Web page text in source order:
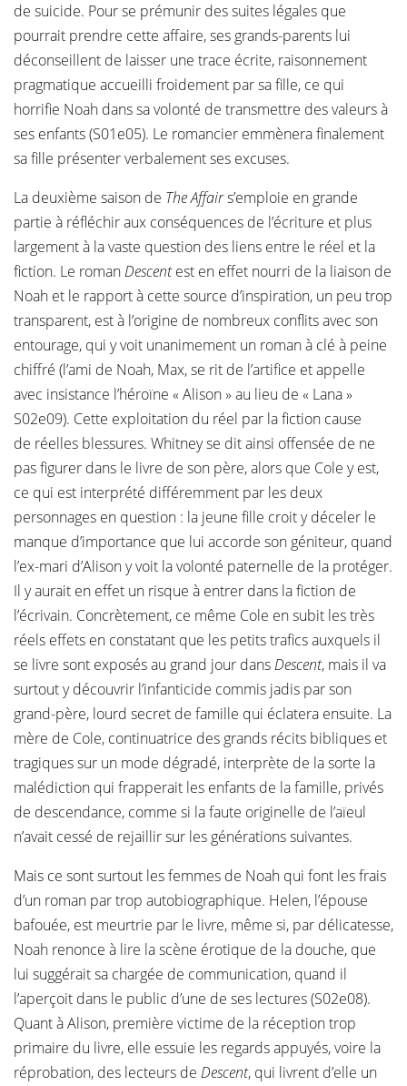
de suicide. Pour se prémunir des suites légales que
pourrait prendre cette affaire, ses grands-parents lui
déconseillent de laisser une trace écrite, raisonnement
pragmatique accueilli froidement par sa fille, ce qui
horrifie Noah dans sa volonté de transmettre des valeurs à
ses enfants (S01e05). Le romancier emmènera finalement
sa fille présenter verbalement ses excuses.
La deuxième saison de The Affairs’emploie en grande
partie à réfléchir aux conséquences de l’écriture et plus
largement à la vaste question des liens entre le réel et la
fiction. Le romanDescentest en effet nourri de la liaison de
Noah et le rapport à cette source d’inspiration, un peu trop
transparent, est à l’origine de nombreux conflits avec son
entourage, qui y voit unanimement un roman à clé à peine
chiffré (l’ami de Noah, Max, se rit de l’artifice et appelle
avec insistance l’héroïne « Alison » au lieu de « Lana »
S02e09). Cette exploitation du réel par la fiction cause
de réelles blessures. Whitney se dit ainsi offensée de ne
pas figurer dans le livre de son père, alors que Cole y est,
ce qui est interprété différemment par les deux
personnages en question : la jeune fille croit y déceler le
manque d’importance que lui accorde son géniteur, quand
l’ex-mari d’Alison y voit la volonté paternelle de la protéger.
Il y aurait en effet un risque à entrer dans la fiction de
l’écrivain. Concrètement, ce même Cole en subit les très
réels effets en constatant que les petits trafics auxquels il
se livre sont exposés au grand jour dansDescent, mais il va
surtout y découvrir l’infanticide commis jadis par son
grand-père, lourd secret de famille qui éclatera ensuite. La
mère de Cole, continuatrice des grands récits bibliques et
tragiques sur un mode dégradé, interprète de la sorte la
malédiction qui frapperait les enfants de la famille, privés
de descendance, comme si la faute originelle de l’aïeul
n’avait cessé de rejaillir sur les générations suivantes.
Mais ce sont surtout les femmes de Noah qui font les frais
d’un roman par trop autobiographique. Helen, l’épouse
bafouée, est meurtrie par le livre, même si, par délicatesse,
Noah renonce à lire la scène érotique de la douche, que
lui suggérait sa chargée de communication, quand il
l’aperçoit dans le public d’une de ses lectures (S02e08).
Quant à Alison, première victime de la réception trop
primaire du livre, elle essuie les regards appuyés, voire la
réprobation, des lecteurs de Descent, qui livrent d’elle un